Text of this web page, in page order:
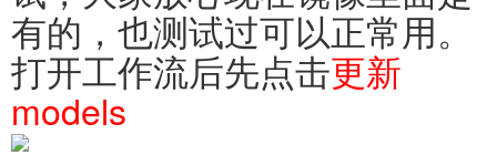
有的，也测试过可以正常用。
打开工作流后先点击更新
models